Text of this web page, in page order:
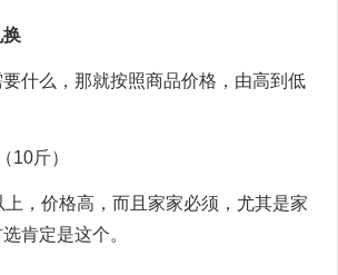
换
什么，那就按照商品价格，由高到低
10斤）
，价格高，而且家家必须，尤其是家
肯定是这个。